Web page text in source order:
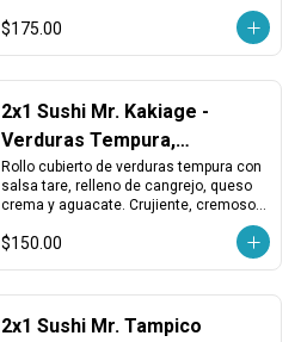
$175.00
2x1 Sushi Mr. Kakiage -
Verduras Tempura,
Cangrejo y Queso
Rollo cubierto de verduras tempura con
salsa tare, relleno de cangrejo, queso
crema y aguacate. Crujiente, cremoso y
$150.00
2x1 Sushi Mr. Tampico